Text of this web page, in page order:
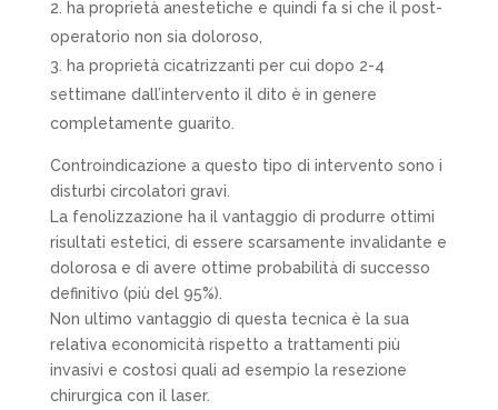
ha proprietà anestetiche e quindi fa si che il post-
operatorio non sia doloroso,
ha proprietà cicatrizzanti per cui dopo 2-4
settimane dall’intervento il dito è in genere
completamente guarito.
Controindicazione a questo tipo di intervento sono i
disturbi circolatori gravi.
La fenolizzazione ha il vantaggio di produrre ottimi
risultati estetici, di essere scarsamente invalidante e
dolorosa e di avere ottime probabilità di successo
definitivo (più del 95%).
Non ultimo vantaggio di questa tecnica è la sua
relativa economicità rispetto a trattamenti più
invasivi e costosi quali ad esempio la resezione
chirurgica con il laser.